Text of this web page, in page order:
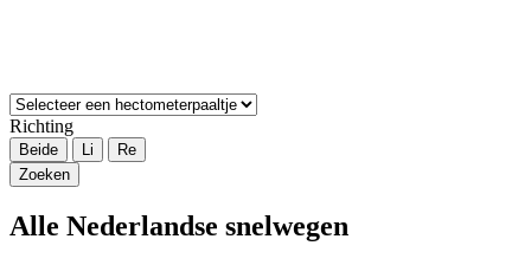
Richting
Beide Li
Re
Zoeken
Alle Nederlandse snelwegen